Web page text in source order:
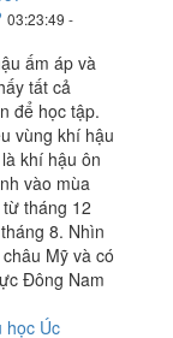
03:23:49 -
ấm áp và
tất cả
để học tập.
vùng khí hậu
khí hậu ôn
vào mùa
tháng 12
8. Nhìn
Mỹ và có
Đông Nam